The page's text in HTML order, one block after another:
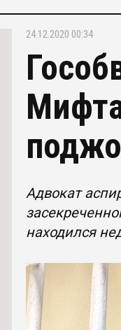
24.12.2020 00:34
Адвокат
находился